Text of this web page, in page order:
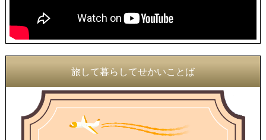
旅して暮らしてせかいことば